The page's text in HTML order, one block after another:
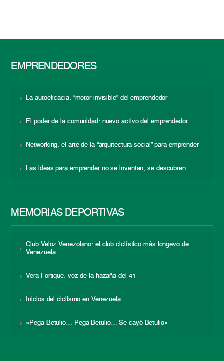
EMPRENDEDORES
La autoeficacia: “motor invisible” del emprendedor
El poder de la comunidad: nuevo activo del emprendedor
Networking: el arte de la “arquitectura social” para emprender
Las ideas para emprender no se inventan, se descubren
MEMORIAS DEPORTIVAS
Club Veloz Venezolano: el club ciclístico más longevo de
Venezuela
Vera Fortique: voz de la hazaña del 41
Inicios del ciclismo en Venezuela
«Pega Betulio… Pega Betulio… Se cayó Betulio»